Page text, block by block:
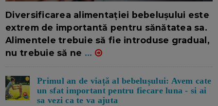
Diversificarea alimentației bebelușului este
extrem de importantă pentru sănătatea sa.
Alimentele trebuie să fie introduse gradual,
nu trebuie să ne ...
Primul an de viață al bebelușului: Avem cate
un sfat important pentru fiecare luna - si ai
sa vezi ca te va ajuta